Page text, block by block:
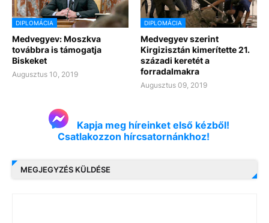
DIPLOMÁCIA
Medvegyev: Moszkva
továbbra is támogatja
Biskeket
Augusztus 10, 2019
DIPLOMÁCIA
Medvegyev szerint
Kirgizisztán kimerítette 21.
századi keretét a
forradalmakra
Augusztus 09, 2019
Kapja meg híreinket első kézből!
Csatlakozzon hírcsatornánkhoz!
MEGJEGYZÉS KÜLDÉSE